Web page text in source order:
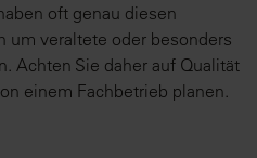
oft genau diesen
um veraltete oder besonders
Achten Sie daher auf Qualität
einem Fachbetrieb planen.